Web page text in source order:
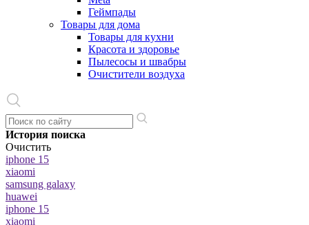
Геймпады
Товары для дома
Товары для кухни
Красота и здоровье
Пылесосы и швабры
Очистители воздуха
История поиска
Очистить
iphone 15
xiaomi
samsung galaxy
huawei
iphone 15
xiaomi